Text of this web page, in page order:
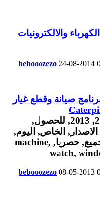
والالكترونيات
bebooozezo 24-08-2014
صيانة وقطع غيار
bebooozezo 08-05-2013